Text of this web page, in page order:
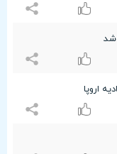
شد
اروپا